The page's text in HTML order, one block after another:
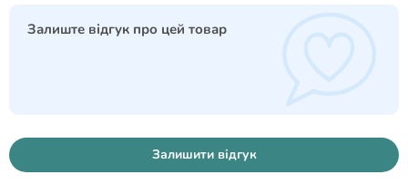
Залиште відгук про цей товар
Залишити відгук